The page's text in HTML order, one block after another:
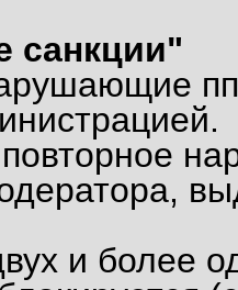
и более